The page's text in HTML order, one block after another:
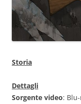
Storia
Dettagli
Sorgente video: